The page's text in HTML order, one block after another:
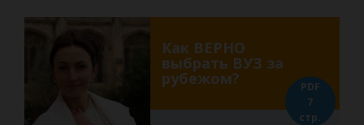
Как ВЕРНО
выбрать ВУЗ за
рубежом?
PDF
7
стр.